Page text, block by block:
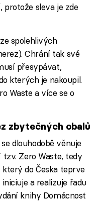
protože sleva je zde
spolehlivých
Chrání tak své
přesypávat,
kterých je nakoupil.
Waste a více se o
zbytečných obalů
dlouhodobě věnuje
Zero Waste, tedy
do Česka teprve
a realizuje řadu
knihy Domácnost